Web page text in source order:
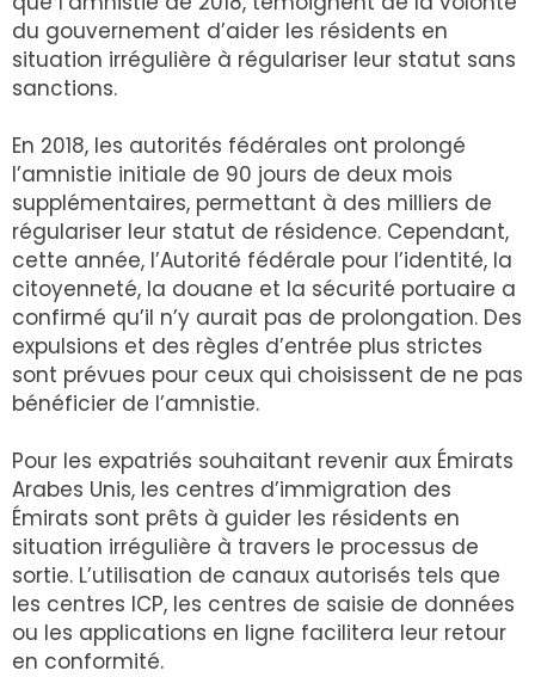
du gouvernement d’aider les résidents en
situation irrégulière à régulariser leur statut sans
sanctions.
En 2018, les autorités fédérales ont prolongé
l’amnistie initiale de 90 jours de deux mois
supplémentaires, permettant à des milliers de
régulariser leur statut de résidence. Cependant,
cette année, l’Autorité fédérale pour l’identité, la
citoyenneté, la douane et la sécurité portuaire a
confirmé qu’il n’y aurait pas de prolongation. Des
expulsions et des règles d’entrée plus strictes
sont prévues pour ceux qui choisissent de ne pas
bénéficier de l’amnistie.
Pour les expatriés souhaitant revenir aux Émirats
Arabes Unis, les centres d’immigration des
Émirats sont prêts à guider les résidents en
situation irrégulière à travers le processus de
sortie. L’utilisation de canaux autorisés tels que
les centres ICP, les centres de saisie de données
ou les applications en ligne facilitera leur retour
en conformité.